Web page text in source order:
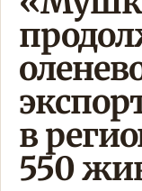
в
550